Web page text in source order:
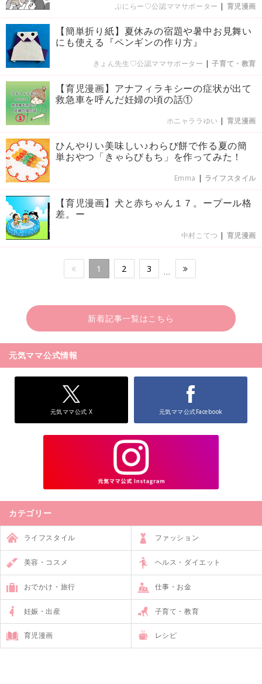
ぷにらー♡公認ママサポーター | 育児漫画
【簡単折り紙】夏休みの宿題や暑中お見舞い
にも使える『ペンギンの作り方』
きょん先生♡公認ママサポーター |子育て・教育
【育児漫画】アナフィラキシーの症状が出て
救急車を呼んだ妊婦の頃の話①
ホニャララゆい | 育児漫画
ひんやりい美味しい♪わらび餅で作る夏の簡
単おやつ「きゃらびもち」を作ってみた！
Emma | ライフスタイル
【育児漫画】犬と赤ちゃん１７。ープール格
差。ー
中村こてつ | 育児漫画
1 2 3 …
新着記事一覧はこちら
元気ママ公式情報
元気ママ公式 X 元気ママ公式Facebook
カテゴリー
ライフスタイル ファッション
美容・コスメ ヘルス・ダイエット
おでかけ・旅行 仕事・お金
妊娠・出産 子育て・教育
育児漫画 レシピ